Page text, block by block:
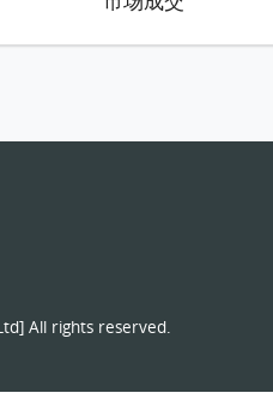
All rights reserved.